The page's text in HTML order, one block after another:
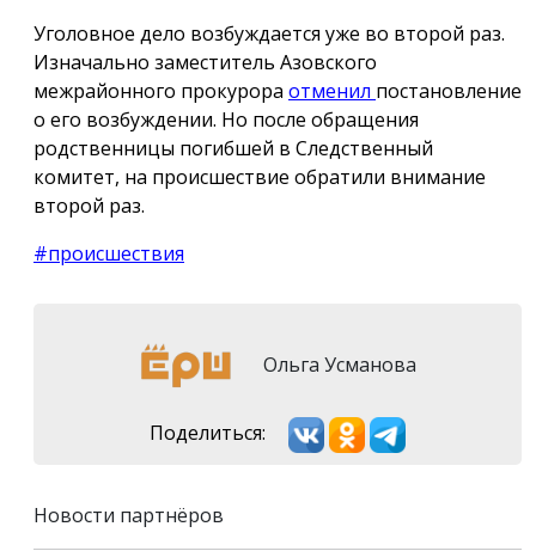
Уголовное дело возбуждается уже во второй раз.
Изначально заместитель Азовского
межрайонного прокурора отменил постановление
о его возбуждении. Но после обращения
родственницы погибшей в Следственный
комитет, на происшествие обратили внимание
второй раз.
#происшествия
Ольга Усманова
Поделиться:
Новости партнёров